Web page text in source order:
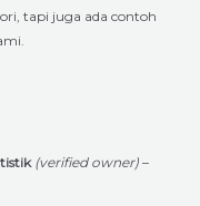
tapi juga ada contoh
(verified owner) –